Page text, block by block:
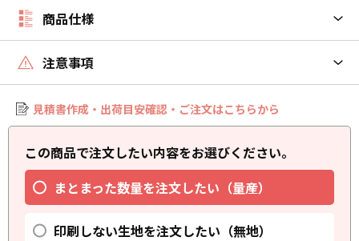
商品仕様
注意事項
見積書作成・出荷目安確認・ご注文はこちらから
この商品で注文したい内容をお選びください。
まとまった数量を注文したい（量産）
印刷しない生地を注文したい（無地）